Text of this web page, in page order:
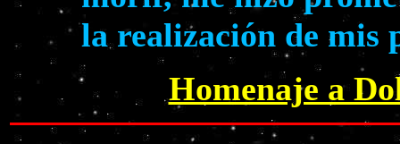
la realización de mis
Homenaje a